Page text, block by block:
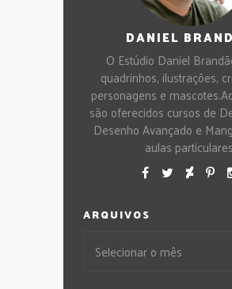
DANIEL
O Estúdio Daniel
quadrinhos, ilustrações,
personagens e
são oferecidos cursos de
Desenho Avançado e
aulas
ARQUIVOS